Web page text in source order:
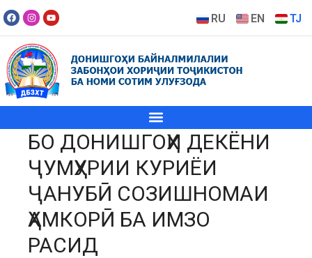
RU EN TJ
БО ДОНИШГОҲИ ДЕКЁНИ
ҶУМҲУРИИ КУРИЁИ
ҶАНУБӢ СОЗИШНОМАИ
ҲАМКОРӢ БА ИМЗО
РАСИД